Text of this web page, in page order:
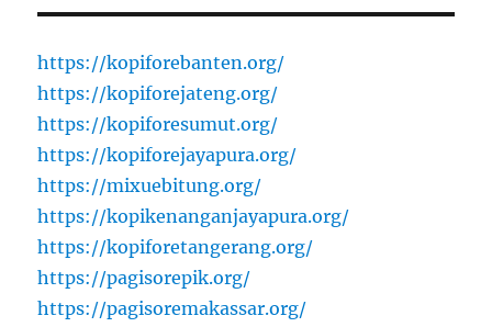
https://kopiforebanten.org/
https://kopiforejateng.org/
https://kopiforesumut.org/
https://kopiforejayapura.org/
https://mixuebitung.org/
https://kopikenanganjayapura.org/
https://kopiforetangerang.org/
https://pagisorepik.org/
https://pagisoremakassar.org/